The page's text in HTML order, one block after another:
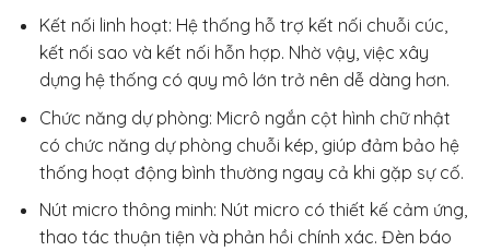
Kết nối linh hoạt: Hệ thống hỗ trợ kết nối chuỗi cúc,
kết nối sao và kết nối hỗn hợp. Nhờ vậy, việc xây
dựng hệ thống có quy mô lớn trở nên dễ dàng hơn.
Chức năng dự phòng: Micrô ngắn cột hình chữ nhật
có chức năng dự phòng chuỗi kép, giúp đảm bảo hệ
thống hoạt động bình thường ngay cả khi gặp sự cố.
Nút micro thông minh: Nút micro có thiết kế cảm ứng,
thao tác thuận tiện và phản hồi chính xác. Đèn báo